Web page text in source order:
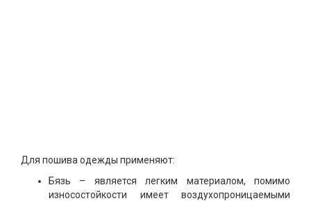
Для пошива одежды применяют:
Бязь – является легким материалом, помимо
износостойкости имеет воздухопроницаемыми